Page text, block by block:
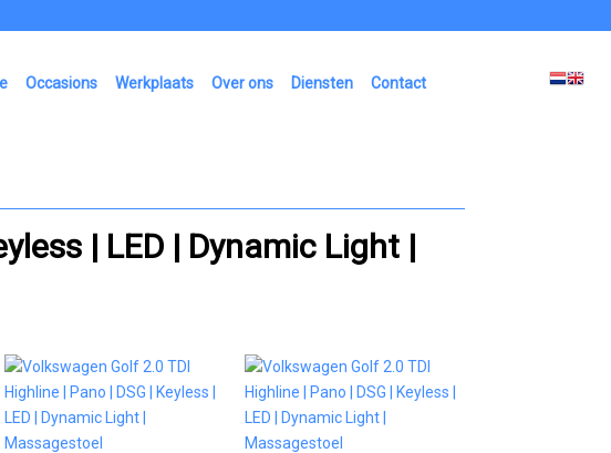
Occasions Werkplaats Over ons Diensten Contact
| LED | Dynamic Light |